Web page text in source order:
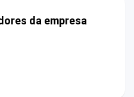
da empresa